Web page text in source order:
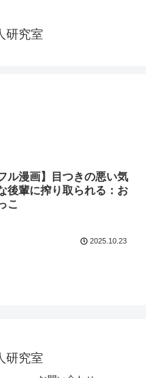
研究室
ル漫画】目つきの悪い気
後輩に搾り取られる：お
こ
2025.10.23
研究室